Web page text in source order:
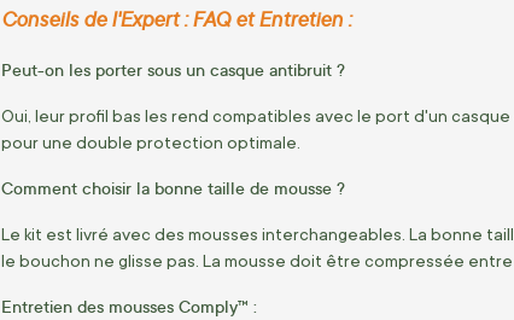
Conseils de l'Expert : FAQ et Entretien :
Peut-on les porter sous un casque antibruit ?
Oui, leur profil bas les rend compatibles avec le port d'un
pour une double protection optimale.
Comment choisir la bonne taille de mousse ?
Le kit est livré avec des mousses interchangeables. La bonne
le bouchon ne glisse pas. La mousse doit être compressée
Entretien des mousses Comply™ :